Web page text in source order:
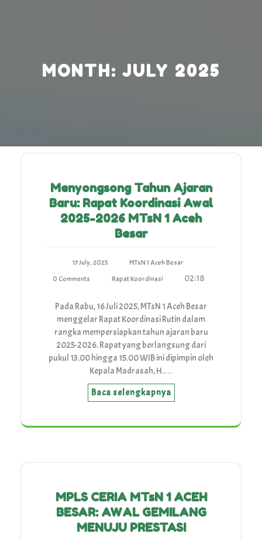
MONTH: JULY 2025
Menyongsong Tahun Ajaran
Baru: Rapat Koordinasi Awal
2025-2026 MTsN 1 Aceh
Besar
17 July, 2025
MTsN 1 Aceh Besar
0 Comments
Rapat Koordinasi 02:18
Pada Rabu, 16 Juli 2025, MTsN 1 Aceh Besar
menggelar Rapat Koordinasi Rutin dalam
rangka mempersiapkan tahun ajaran baru
2025-2026. Rapat yang berlangsung dari
pukul 13.00 hingga 15.00 WIB ini dipimpin oleh
Kepala Madrasah, H.…
Baca selengkapnya
MPLS CERIA MTsN 1 ACEH
BESAR: AWAL GEMILANG
MENUJU PRESTASI